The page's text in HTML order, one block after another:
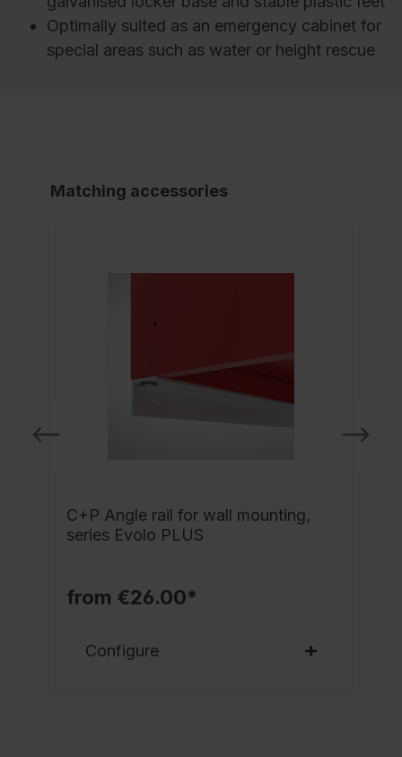
Optimally suited as an emergency cabinet for
special areas such as water or height rescue
Matching accessories
C+P Angle rail for wall mounting,
series Evolo PLUS
from €26.00*
Configure